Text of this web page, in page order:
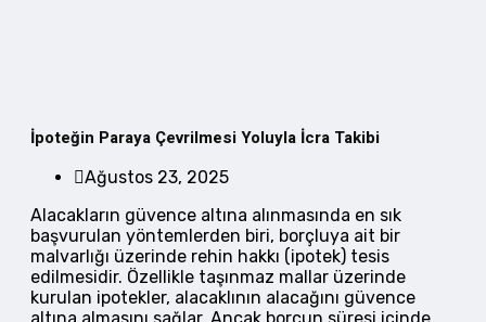
İpoteğin Paraya Çevrilmesi Yoluyla İcra Takibi
Ağustos 23, 2025
Alacakların güvence altına alınmasında en sık
başvurulan yöntemlerden biri, borçluya ait bir
malvarlığı üzerinde rehin hakkı (ipotek) tesis
edilmesidir. Özellikle taşınmaz mallar üzerinde
kurulan ipotekler, alacaklının alacağını güvence